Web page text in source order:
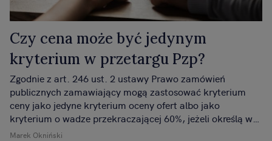
Czy cena może być jedynym
kryterium w przetargu Pzp?
Marek Okniński
Zgodnie z art. 246 ust. 2 ustawy Prawo zamówień
publicznych zamawiający mogą zastosować kryterium
ceny jako jedyne kryterium oceny ofert albo jako
kryterium o wadze przekraczającej 60%, jeżeli określą w
opisie przedmiotu zamówienia wymagania jakościowe